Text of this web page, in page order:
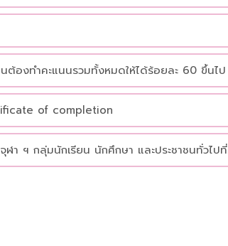
นต้องทำคะแนนรวมทั้งหมดให้ได้ร้อยละ 60 ขึ้นไป
of completion
ฬา ฯ กลุ่มนักเรียน นักศึกษา และประชาชนทั่วไปที่